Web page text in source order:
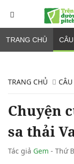
TRANG CHỦ
TRANG CHỦ
Chuyện
sa thải
Tác giả Gem - Thứ